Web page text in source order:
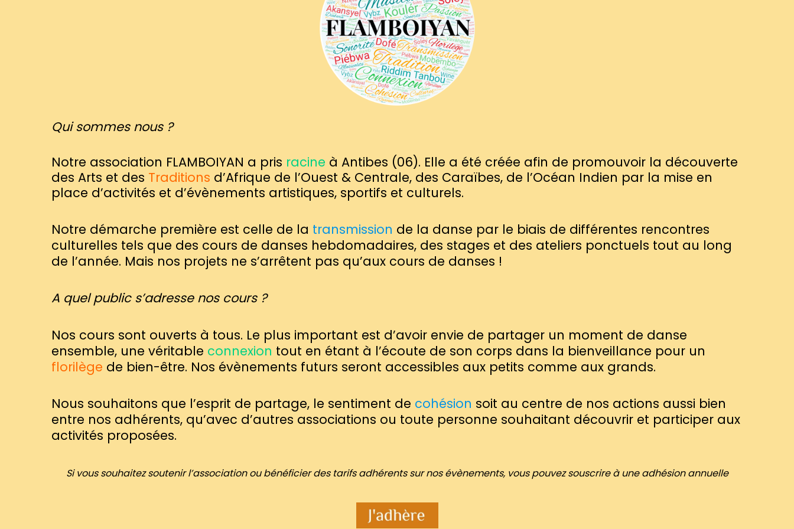
Qui sommes nous ?
Notre association FLAMBOIYAN a pris racine à Antibes (06). Elle a été créée afin de promouvoir la découverte
des Arts et des Traditions d’Afrique de l’Ouest & Centrale, des Caraïbes, de l’Océan Indien par la mise en
place d’activités et d’évènements artistiques, sportifs et culturels.
Notre démarche première est celle de la transmission de la danse par le biais de différentes rencontres
culturelles tels que des cours de danses hebdomadaires, des stages et des ateliers ponctuels tout au long
de l’année. Mais nos projets ne s’arrêtent pas qu’aux cours de danses !
A quel public s’adresse nos cours ?
Nos cours sont ouverts à tous. Le plus important est d’avoir envie de partager un moment de danse
ensemble, une véritable connexion tout en étant à l’écoute de son corps dans la bienveillance pour un
florilège de bien-être. Nos évènements futurs seront accessibles aux petits comme aux grands.
Nous souhaitons que l’esprit de partage, le sentiment de cohésion soit au centre de nos actions aussi bien
entre nos adhérents, qu’avec d’autres associations ou toute personne souhaitant découvrir et participer aux
activités proposées.
Si vous souhaitez soutenir l’association ou bénéficier des tarifs adhérents sur nos évènements, vous pouvez souscrire à une adhésion annuelle